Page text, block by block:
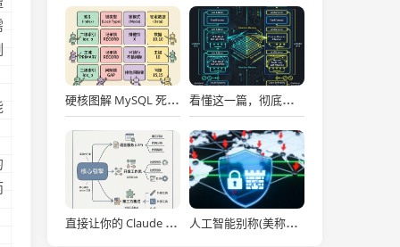
硬核图解 MySQL 死锁：为什么两个看似不冲突的 Update 和 Insert 会掐死对方？ 看懂这一篇，彻底通关大模型底层！图解 Transformer 核心架构与自注意力机制！
直接让你的 Claude Code 效率拉满，Anthropic 官方神级插件开源了！ 人工智能别称(美称中国一人工智能企业违反美出口管制 外交部：中方已多次表明原则立场)